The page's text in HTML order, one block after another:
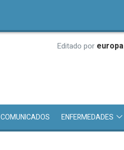
Editado por europa
COMUNICADOS ENFERMEDADES